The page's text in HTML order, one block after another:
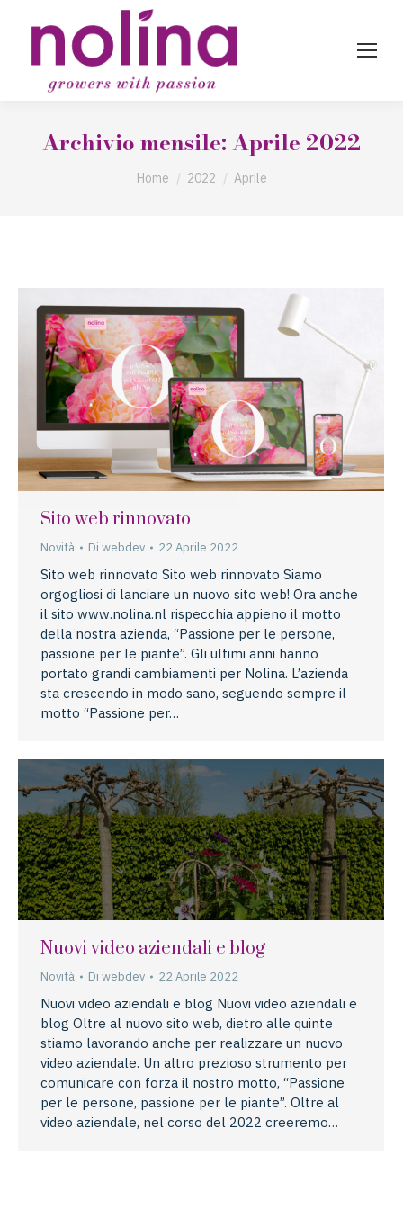
Archivio mensile:Aprile 2022
Home 2022 Aprile
Sito web rinnovato
Novità Di webdev 22 Aprile 2022
Sito web rinnovato Sito web rinnovato Siamo
orgogliosi di lanciare un nuovo sito web! Ora anche
il sito www.nolina.nl rispecchia appieno il motto
della nostra azienda, “Passione per le persone,
passione per le piante”. Gli ultimi anni hanno
portato grandi cambiamenti per Nolina. L’azienda
sta crescendo in modo sano, seguendo sempre il
motto “Passione per…
Nuovi video aziendali e blog
Novità Di webdev 22 Aprile 2022
Nuovi video aziendali e blog Nuovi video aziendali e
blog Oltre al nuovo sito web, dietro alle quinte
stiamo lavorando anche per realizzare un nuovo
video aziendale. Un altro prezioso strumento per
comunicare con forza il nostro motto, “Passione
per le persone, passione per le piante”. Oltre al
video aziendale, nel corso del 2022 creeremo…